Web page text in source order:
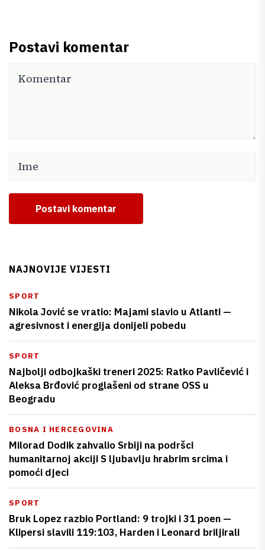
Postavi komentar
Postavi komentar
NAJNOVIJE VIJESTI
SPORT
Nikola Jović se vratio: Majami slavio u Atlanti —
agresivnost i energija donijeli pobedu
SPORT
Najbolji odbojkaški treneri 2025: Ratko Pavličević i
Aleksa Brđović proglašeni od strane OSS u
Beogradu
BOSNA I HERCEGOVINA
Milorad Dodik zahvalio Srbiji na podršci
humanitarnoj akciji S ljubavlju hrabrim srcima i
pomoći djeci
SPORT
Bruk Lopez razbio Portland: 9 trojki i 31 poen —
Klipersi slavili 119:103, Harden i Leonard briljirali